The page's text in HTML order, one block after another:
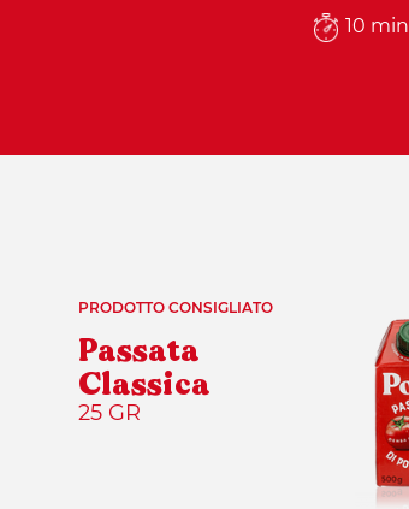
10 min
PRODOTTO CONSIGLIATO
Passata
Classica
25 GR